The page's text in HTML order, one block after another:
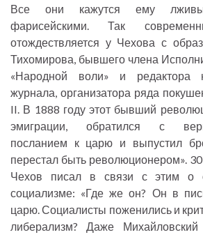
Все они кажутся ему
фарисейскими. Так
отождествляется у Чехова с
Тихомирова, бывшего члена
«Народной воли» и редактора
журнала, организатора ряда
II. В 1888 году этот бывший
эмиграции, обратился с
посланием к царю и выпустил
перестал быть революционером».
Чехов писал в связи с этим о
социализме: «Где же он? Он в
царю. Социалисты поженились и
либерализм? Даже